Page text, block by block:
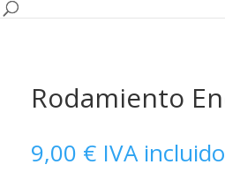
Rodamiento
9,00 € IVA incluido